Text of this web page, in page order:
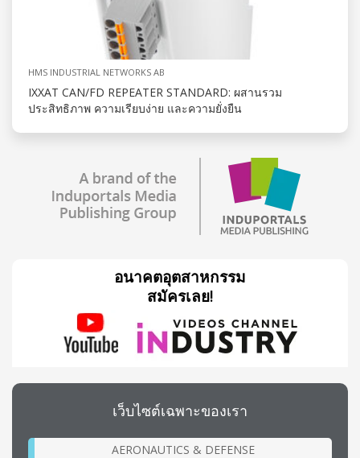
HMS INDUSTRIAL NETWORKS AB
IXXAT CAN/FD REPEATER STANDARD: ผสานรวม
ประสิทธิภาพ ความเรียบง่าย และความยั่งยืน
อนาคตอุตสาหกรรม
สมัครเลย!
เว็บไซต์เฉพาะของเรา
AERONAUTICS & DEFENSE